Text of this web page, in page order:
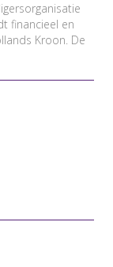
financieel en
Kroon. De